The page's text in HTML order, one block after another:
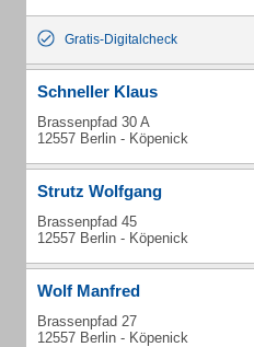
Gratis-Digitalcheck
Schneller Klaus
Brassenpfad 30 A
12557 Berlin - Köpenick
Strutz Wolfgang
Brassenpfad 45
12557 Berlin - Köpenick
Wolf Manfred
Brassenpfad 27
12557 Berlin - Köpenick